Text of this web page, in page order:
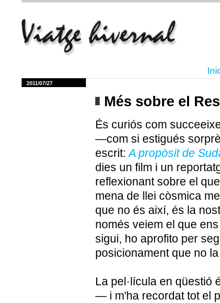
2011/07/27
Més sobre el
És curiós com
—com si estigués
escrit:A propòsit de
dies un film i un
reflexionant sobre el
mena de llei còsmica
que no és així, és la
només veiem el que
sigui, ho aprofito per
posicionament que no
La pel·lícula en qüestió
— i m'ha recordat tot el